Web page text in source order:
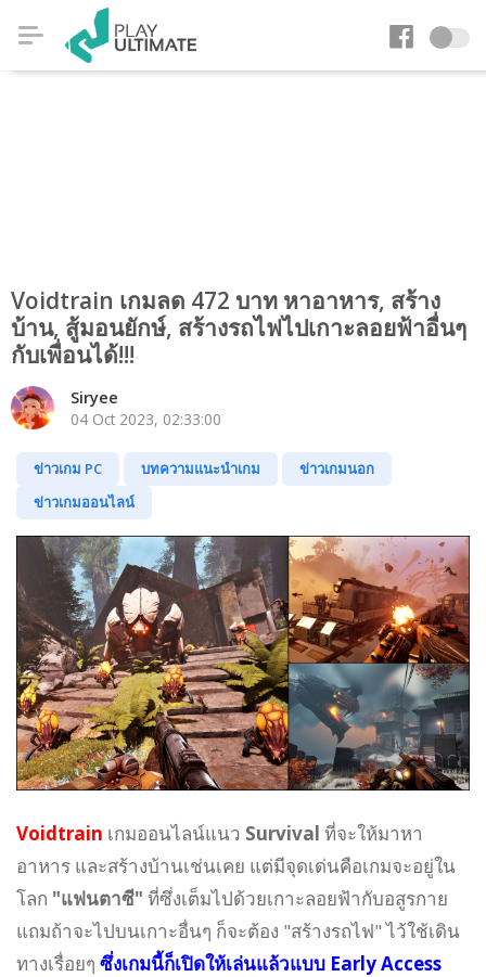
Voidtrain เกมลด 472 บาท หาอาหาร, สร้าง
บ้าน, สู้มอนยักษ์, สร้างรถไฟไปเกาะลอยฟ้าอื่นๆ
กับเพื่อนได้!!!
Siryee
04 Oct 2023, 02:33:00
ข่าวเกม PC บทความแนะนำเกม
ข่าวเกมนอก
ข่าวเกมออนไลน์
Voidtrain เกมออนไลน์แนว Survival ที่จะให้มาหา
อาหาร และสร้างบ้านเช่นเคย แต่มีจุดเด่นคือเกมจะอยู่ใน
โลก "แฟนตาซี" ที่ซึ่งเต็มไปด้วยเกาะลอยฟ้ากับอสูรกาย
แถมถ้าจะไปบนเกาะอื่นๆ ก็จะต้อง "สร้างรถไฟ" ไว้ใช้เดิน
ทางเรื่อยๆ ซึ่งเกมนี้ก็เปิดให้เล่นแล้วแบบ Early Access